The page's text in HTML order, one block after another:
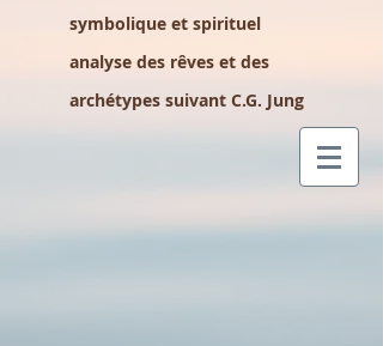
symbolique et spirituel
analyse des rêves et des
archétypes suivant C.G. Jung